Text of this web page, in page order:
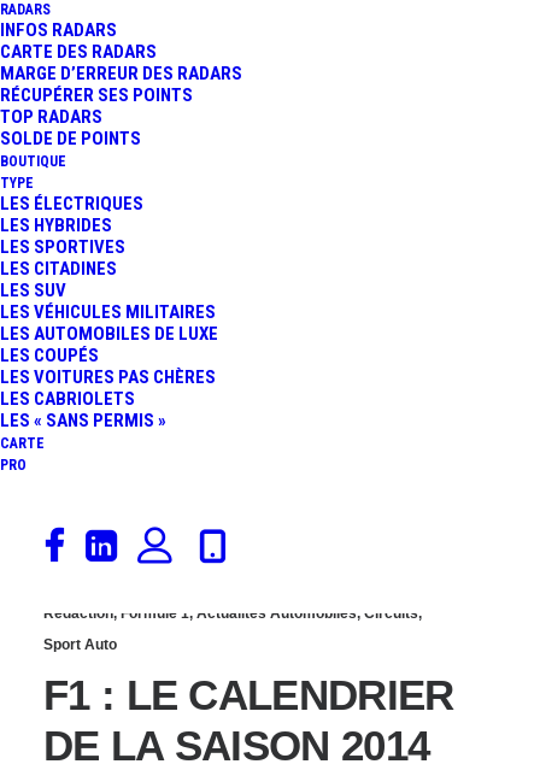
RADARS
INFOS RADARS
CARTE DES RADARS
MARGE D’ERREUR DES RADARS
RÉCUPÉRER SES POINTS
TOP RADARS
SOLDE DE POINTS
BOUTIQUE
TYPE
LES ÉLECTRIQUES
LES HYBRIDES
LES SPORTIVES
LES CITADINES
LES SUV
LES VÉHICULES MILITAIRES
LES AUTOMOBILES DE LUXE
LES COUPÉS
LES VOITURES PAS CHÈRES
LES CABRIOLETS
LES « SANS PERMIS »
CARTE
PRO
1 novembre 2015
F1 – GP DU MEXIQUE :
NICO ROSBERG
S’IMPOSE POUR
L’HONNEUR…
Rédaction, Formule 1, Actualités Automobiles, Circuits,
Sport Auto
F1 : LE CALENDRIER
DE LA SAISON 2014